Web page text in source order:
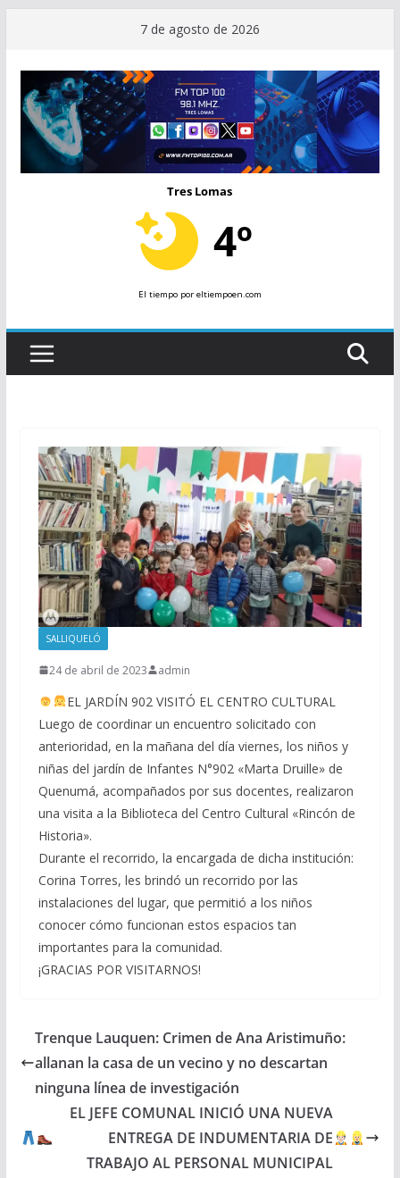
contenido
7 de agosto de 2026
Tres Lomas
4º
El tiempopor eltiempoen.com
SALLIQUELÓ
24 de abril de 2023 admin
EL JARDÍN 902 VISITÓ EL CENTRO CULTURAL
Luego de coordinar un encuentro solicitado con
anterioridad, en la mañana del día viernes, los niños y
niñas del jardín de Infantes N°902 «Marta Druille» de
Quenumá, acompañados por sus docentes, realizaron
una visita a la Biblioteca del Centro Cultural «Rincón de
Historia».
Durante el recorrido, la encargada de dicha institución:
Corina Torres, les brindó un recorrido por las
instalaciones del lugar, que permitió a los niños
conocer cómo funcionan estos espacios tan
importantes para la comunidad.
¡GRACIAS POR VISITARNOS!
Trenque Lauquen: Crimen de Ana Aristimuño:
allanan la casa de un vecino y no descartan
ninguna línea de investigación
EL JEFE COMUNAL INICIÓ UNA NUEVA
ENTREGA DE INDUMENTARIA DE
TRABAJO AL PERSONAL MUNICIPAL